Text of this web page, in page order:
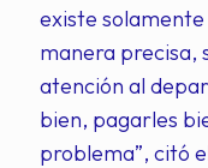
existe
manera precisa,
atención al
bien, pagarles
problema”, citó